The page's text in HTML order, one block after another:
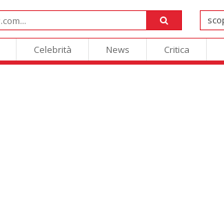
Celebrità News Critica